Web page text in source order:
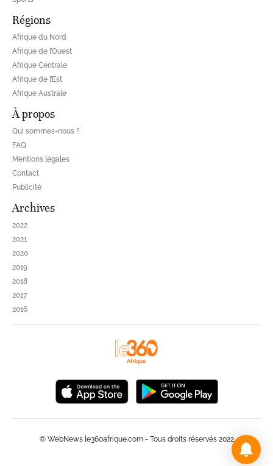
Régions
Afrique du Nord
Afrique de l’Ouest
Afrique Centrale
Afrique de l’Est
Afrique Australe
À propos
Qui sommes-nous ?
FAQ
Mentions légales
Contact
Publicité
Archives
2022
2021
2020
2019
2018
2017
2016
© WebNews le360afrique.com - Tous droits réservés 2022